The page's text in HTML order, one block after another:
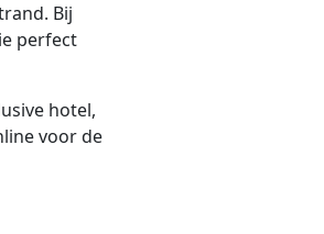
Bij
perfect
hotel,
voor de